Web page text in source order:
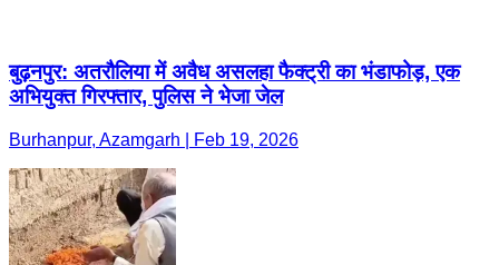
बुढ़नपुर: अतरौलिया में अवैध असलहा फैक्ट्री का भंडाफोड़, एक
अभियुक्त गिरफ्तार, पुलिस ने भेजा जेल
Burhanpur, Azamgarh | Feb 19, 2026